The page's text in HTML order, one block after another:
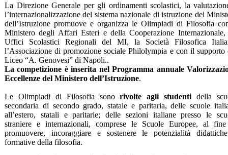
La Direzione Generale per gli ordinamenti scolastici, la
l’internazionalizzazione del sistema nazionale di istruzione del
dell’Istruzione promuove e organizza le Olimpiadi di Filosofia
Ministero degli Affari Esteri e della Cooperazione
Uffici Scolastici Regionali del MI, la Società Filosofica
l’Associazione di promozione sociale Philolympia e con il supporto
Liceo “A. Genovesi” di Napoli..
La competizione è inserita nel Programma annuale
Eccellenze del Ministero dell’Istruzione.
Le Olimpiadi di Filosofia sonorivolte agli studenti della
secondaria di secondo grado, statale e paritaria, delle scuole
all’estero, statali e paritarie; delle sezioni italiane presso le
straniere e internazionali, comprese le Scuole Europee, al
promuovere, incoraggiare e sostenere le potenzialità
formative della filosofia.